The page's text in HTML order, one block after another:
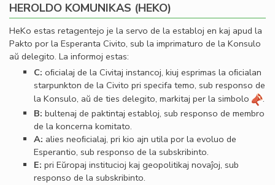
HEROLDO KOMUNIKAS (HEKO)
HeKo estas retagentejo je la servo de la establoj en kaj apud la
Pakto por la Esperanta Civito, sub la imprimaturo de la Konsulo
aŭ delegito. La informoj estas:
C: oﬁcialaj de la Civitaj instancoj, kiuj esprimas la oﬁcialan
starpunkton de la Civito pri specifa temo, sub responso de
la Konsulo, aŭ de ties delegito, markitaj per la simbolo
.
B: bultenaj de paktintaj establoj, sub responso de membro
de la koncerna komitato.
A: alies neoﬁcialaj, pri kio ajn utila por la evoluo de
Esperantio, sub responso de la subskribinto.
E: pri Eŭropaj institucioj kaj geopolitikaj novaĵoj, sub
responso de la subskribinto.